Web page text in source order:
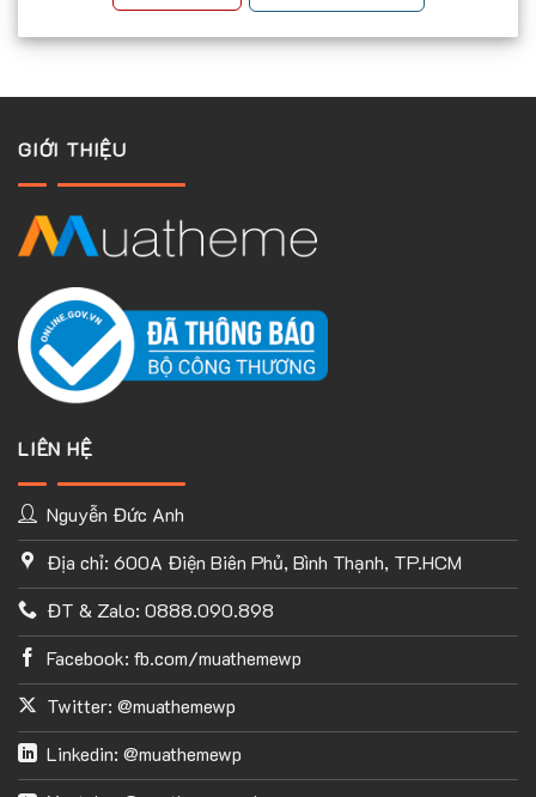
GIỚI THIỆU
LIÊN HỆ
Nguyễn Đức Anh
Địa chỉ: 600A Điện Biên Phủ, Bình Thạnh, TP.HCM
ĐT & Zalo: 0888.090.898
Facebook: fb.com/muathemewp
Twitter: @muathemewp
Linkedin: @muathemewp